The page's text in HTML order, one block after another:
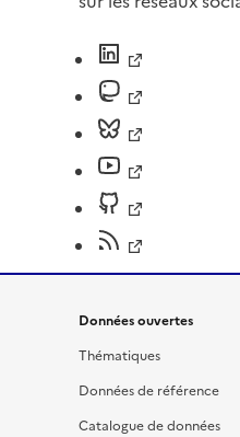
Données ouvertes
Thématiques
Données de référence
Catalogue de données